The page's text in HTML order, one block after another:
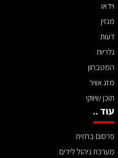
וידאו
מגזין
דעות
גלריות
המטבחון
מזג אוויר
תוכן שיווקי
עוד ..
פרסום בחזית
מערכת ניהול לידים